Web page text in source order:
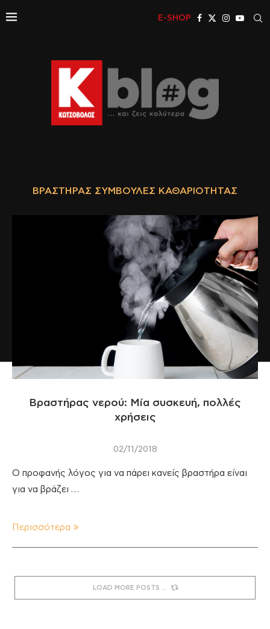
E-SHOP
ΒΡΑΣΤΉΡΑΣ ΣΥΜΒΟΥΛΈΣ ΚΑΘΑΡΙΌΤΗΤΑΣ
Βραστήρας νερού: Μία συσκευή, πολλές
χρήσεις
02/11/2018
Ο προφανής λόγος για να πάρει κανείς βραστήρα είναι
για να βράζει …
Περισσότερα
LOAD MORE POSTS